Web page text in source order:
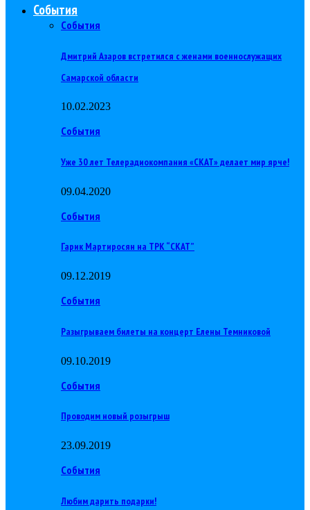
События
События
Дмитрий Азаров встретился с женами военнослужащих
Самарской области
10.02.2023
События
Уже 30 лет Телерадиокомпания «СКАТ» делает мир ярче!
09.04.2020
События
Гарик Мартиросян на ТРК “СКАТ”
09.12.2019
События
Разыгрываем билеты на концерт Елены Темниковой
09.10.2019
События
Проводим новый розыгрыш
23.09.2019
События
Любим дарить подарки!